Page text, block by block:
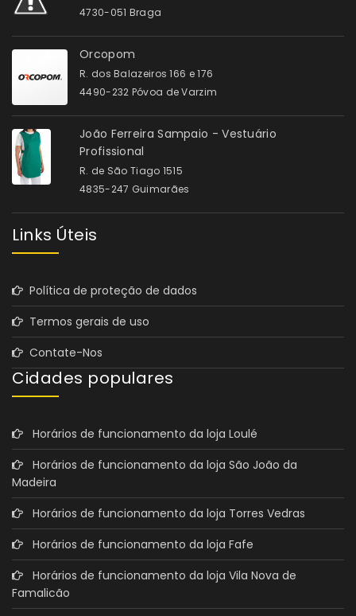
4730-051 Braga
Orcopom
R. dos Balazeiros 166 e 176
4490-232 Póvoa de Varzim
João Ferreira Sampaio - Vestuário
Profissional
R. de São Tiago 1515
4835-247 Guimarães
Links Úteis
Política de proteção de dados
Termos gerais de uso
Contate-Nos
Cidades populares
Horários de funcionamento da loja Loulé
Horários de funcionamento da loja São João da
Madeira
Horários de funcionamento da loja Torres Vedras
Horários de funcionamento da loja Fafe
Horários de funcionamento da loja Vila Nova de
Famalicão